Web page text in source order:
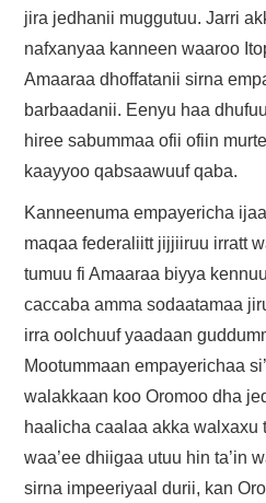
jira jedhanii muggutuu. Jarri
nafxanyaa kanneen waaroo
Amaaraa dhoffatanii sirna
barbaadanii. Eenyu haa
hiree sabummaa ofii ofiin
kaayyoo qabsaawuuf qaba.
Kanneenuma empayericha
maqaa federaliitt jijjiiruu irratt
tumuu fi Amaaraa biyya
caccaba amma sodaatamaa
irra oolchuuf yaadaan
Mootummaan empayerichaa
walakkaan koo Oromoo dha
haalicha caalaa akka walxaxu
waa’ee dhiigaa utuu hin ta’in
sirna impeeriyaal durii, kan